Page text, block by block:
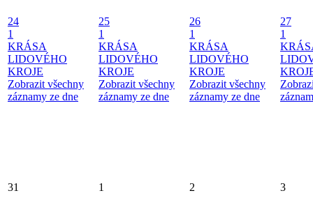
24
1
KRÁSA
LIDOVÉHO
KROJE
Zobrazit všechny
záznamy ze dne
25
1
KRÁSA
LIDOVÉHO
KROJE
Zobrazit všechny
záznamy ze dne
26
1
KRÁSA
LIDOVÉHO
KROJE
Zobrazit všechny
záznamy ze dne
27
1
31 1 2 3